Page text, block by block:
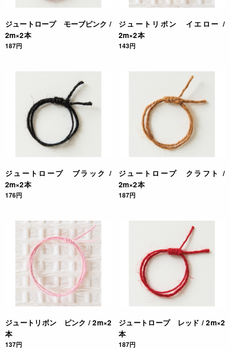
ジュートロープ モーブピンク /
2m×2本
187円
ジュートリボン イエロー /
2m×2本
143円
ジュートロープ ブラック /
2m×2本
176円
ジュートロープ クラフト /
2m×2本
187円
ジュートリボン ピンク / 2m×2
本
137円
ジュートロープ レッド / 2m×2
本
187円